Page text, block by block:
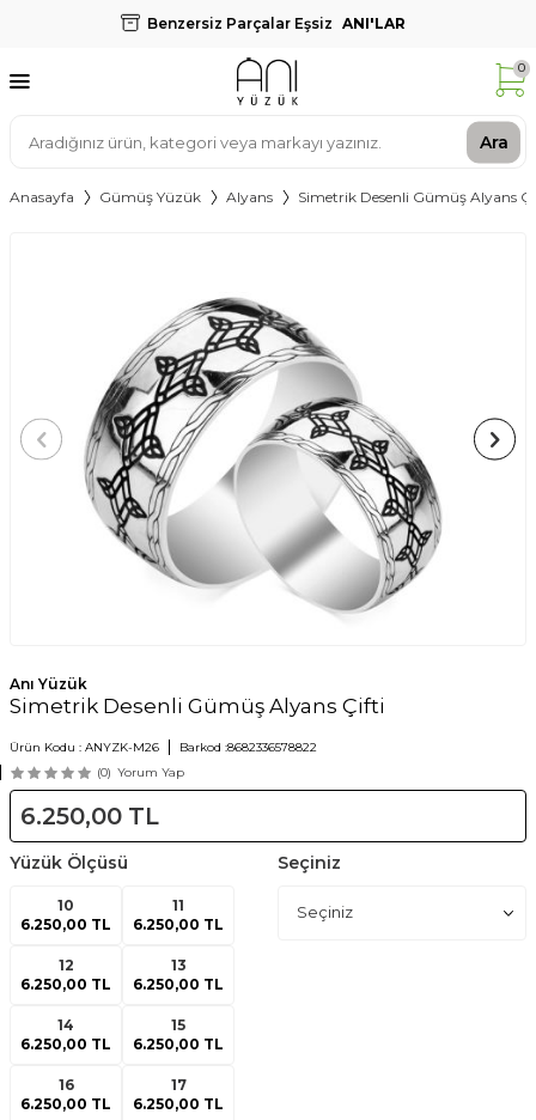
Benzersiz Parçalar Eşsiz ANI'LAR
Ara
0
Anasayfa Gümüş Yüzük Alyans Simetrik Desenli Gümüş Alyans
Anı Yüzük
Simetrik Desenli Gümüş Alyans Çifti
Ürün Kodu : ANYZK-M26 Barkod :8682336578822
(0) Yorum Yap
6.250,00 TL
Yüzük Ölçüsü
10
6.250,00 TL
11
6.250,00 TL
12
6.250,00 TL
13
6.250,00 TL
14
6.250,00 TL
15
6.250,00 TL
16
6.250,00 TL
17
6.250,00 TL
Seçiniz